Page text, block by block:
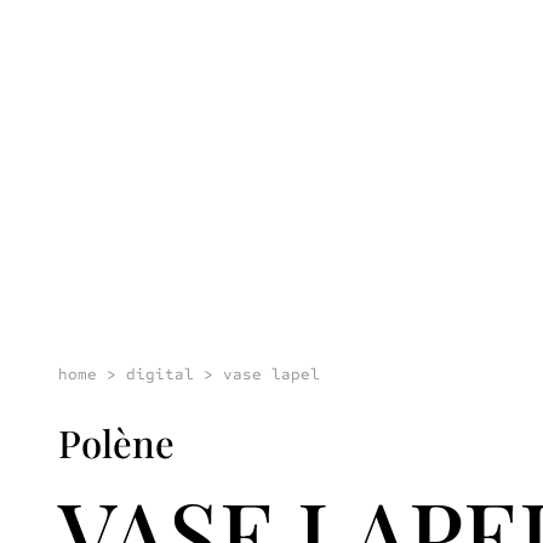
home > digital > vase lapel
Polène